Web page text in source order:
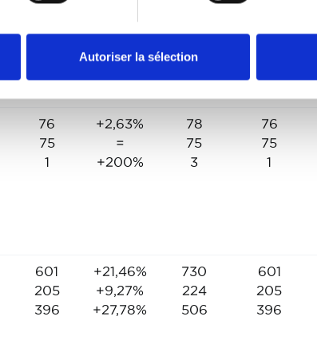
Autoriser la sélection
+16,76%
+24,7% 5.241
76
75
1
+2,63%
=
+200%
78
75
3
76
75
1
601
205
396
+21,46%
+9,27%
+27,78%
730
224
506
601
205
396